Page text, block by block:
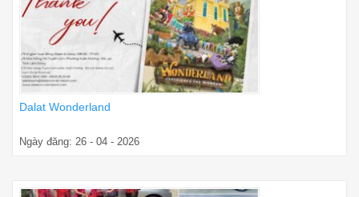
Dalat Wonderland
Ngày đăng: 26 - 04 - 2026